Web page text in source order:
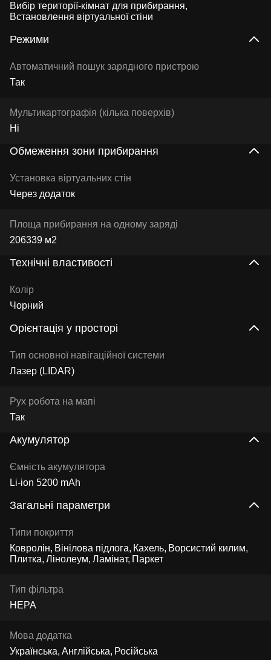
Вибір території-кімнат для прибирання
Встановлення віртуальної стіни
Режими
Автоматичний пошук зарядного пристрою
Так
Мультикартографія (кілька поверхів)
Ні
Обмеження зони прибирання
Установка віртуальних стін
Через додаток
Площа прибирання на одному заряді
206339 м2
Технічні властивості
Колір
Чорний
Орієнтація у просторі
Тип основної навігаційної системи
Лазер (LIDAR)
Рух робота на мапі
Так
Акумулятор
Ємність акумулятора
Li-ion 5200 mAh
Загальні параметри
Типи покриття
Ковролін Вінілова підлога Кахель Ворсистий килим
Плитка Лінолеум Ламінат Паркет
Тип фільтра
HEPA
Мова додатка
Українська Англійська Російська